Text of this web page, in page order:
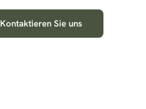
Kontaktieren Sie uns